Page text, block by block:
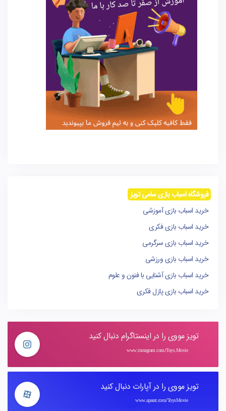
فروشگاه اسباب بازی سامی تویز
خرید اسباب بازی آموزشی
خرید اسباب بازی فکری
خرید اسباب بازی سرگرمی
خرید اسباب بازی ورزشی
خرید اسباب بازی آشنایی با فنون و علوم
خرید اسباب بازی پازل فکری
تویز مووی را در اینستاگرام دنبال کنید
www.instagram.com/Toys.Movie
تویز مووی را در آپارات دنبال کنید
www.aparat.com/ToysMovie